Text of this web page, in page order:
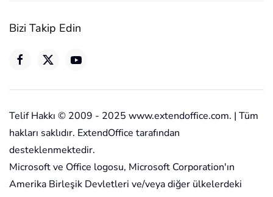
Bizi Takip Edin
Telif Hakkı © 2009 - 2025 www.extendoffice.com. | Tüm
hakları saklıdır. ExtendOffice tarafından
desteklenmektedir.
Microsoft ve Office logosu, Microsoft Corporation'ın
Amerika Birleşik Devletleri ve/veya diğer ülkelerdeki